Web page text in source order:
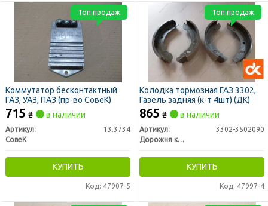
Коммутатор бесконтактный
ГАЗ, УАЗ, ПАЗ (пр-во СовеК)
715 ₴ в наличии
Артикул:
13.3734
СовеК
КУПИТЬ
Код: 47907-5
Топ продаж
Колодка тормозная ГАЗ 3302,
Газель задняя (к-т 4шт) (ДК)
865 ₴ в наличии
Артикул:
3302-3502090
Дорожня карта
КУПИТЬ
Код: 47997-4
Топ продаж